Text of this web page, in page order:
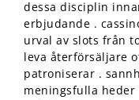
dessa disciplin
erbjudande .
urval av slots från
leva återförsäljare
patroniserar .
meningsfulla